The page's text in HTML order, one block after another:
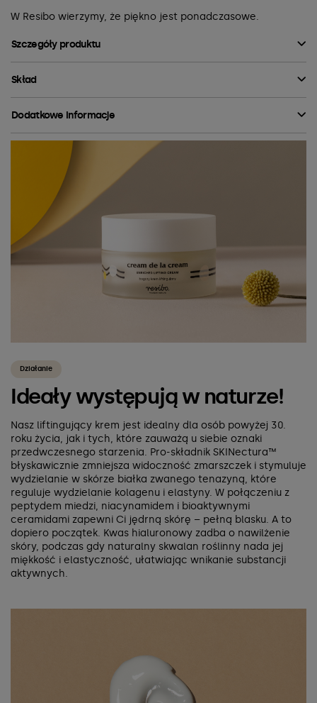
W Resibo wierzymy, że piękno jest ponadczasowe.
Szczegóły produktu
Skład
Dodatkowe informacje
Działanie
Ideały występują w naturze!
Nasz liftingujący krem jest idealny dla osób powyżej 30.
roku życia, jak i tych, które zauważą u siebie oznaki
przedwczesnego starzenia. Pro-składnik SKINectura™
błyskawicznie zmniejsza widoczność zmarszczek i stymuluje
wydzielanie w skórze białka zwanego tenazyną, które
reguluje wydzielanie kolagenu i elastyny. W połączeniu z
peptydem miedzi, niacynamidem i bioaktywnymi
ceramidami zapewni Ci jędrną skórę – pełną blasku. A to
dopiero początek. Kwas hialuronowy zadba o nawilżenie
skóry, podczas gdy naturalny skwalan roślinny nada jej
miękkość i elastyczność, ułatwiając wnikanie substancji
aktywnych.